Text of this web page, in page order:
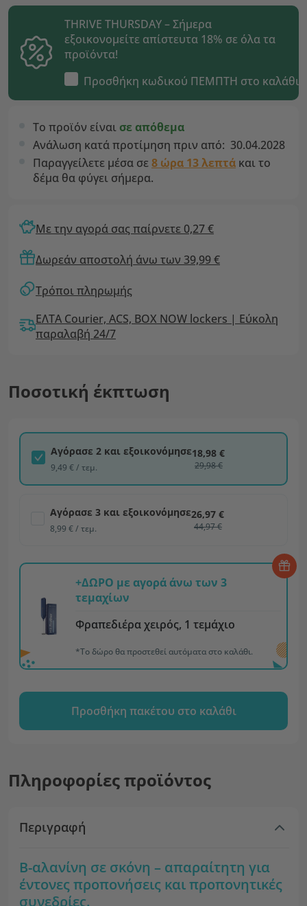
THRIVE THURSDAY – Σήμερα
εξοικονομείτε απίστευτα 18% σε όλα τα
προϊόντα!
Προσθήκη κωδικού ΠΕΜΠΤΗ στο καλάθι
Το προϊόν είναι σε απόθεμα
Ανάλωση κατά προτίμηση πριν από: 30.04.2028
Παραγγείλετε μέσα σε8 ώρα 13 λεπτά και το
δέμα θα φύγει σήμερα.
Με την αγορά σας παίρνετε 0,27 €
Δωρεάν αποστολή άνω των 39,99 €
Τρόποι πληρωμής
ΕΛΤΑ Courier, ACS, BOX NOW lockers | Εύκολη
παραλαβή 24/7
Ποσοτική έκπτωση
Αγόρασε 2 και εξοικονόμησε
9,49 € / τεμ.
18,98 €
29,98 €
Αγόρασε 3 και εξοικονόμησε
8,99 € / τεμ.
26,97 €
44,97 €
+ΔΩΡΟ με αγορά άνω των 3
τεμαχίων
Φραπεδιέρα χειρός, 1 τεμάχιο
*Το δώρο θα προστεθεί αυτόματα στο καλάθι.
Προσθήκη πακέτου στο καλάθι
Πληροφορίες προϊόντος
Περιγραφή
Β-αλανίνη σε σκόνη – απαραίτητη για
έντονες προπονήσεις και προπονητικές
συνεδρίες.